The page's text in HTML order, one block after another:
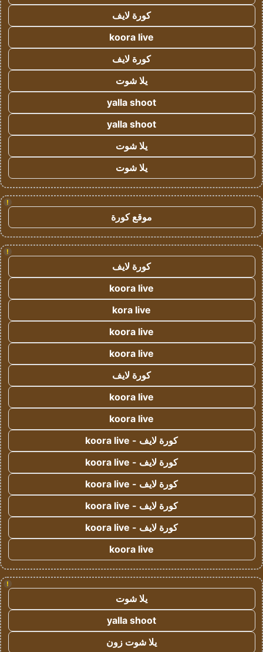
كورة لايف
koora live
كورة لايف
يلا شوت
yalla shoot
yalla shoot
يلا شوت
يلا شوت
!
موقع كورة
!
كورة لايف
koora live
kora live
koora live
koora live
كورة لايف
koora live
koora live
كورة لايف - koora live
كورة لايف - koora live
كورة لايف - koora live
كورة لايف - koora live
كورة لايف - koora live
koora live
!
يلا شوت
yalla shoot
يلا شوت زون